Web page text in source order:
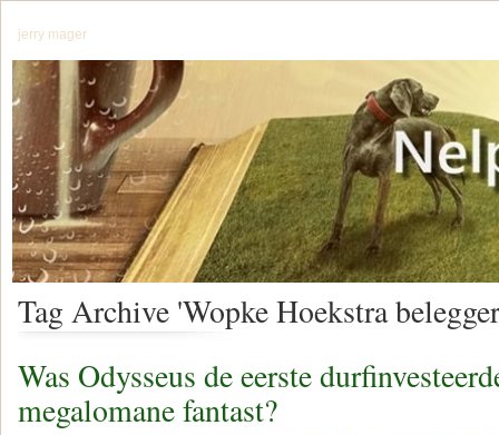
jerry mager
Tag Archive 'Wopke Hoekstra
Was Odysseus de eerste
megalomane fantast?